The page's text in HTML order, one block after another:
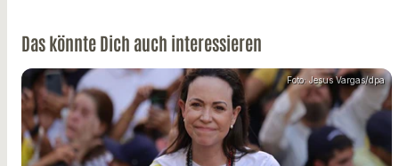
Das könnte Dich auch interessieren
Foto: Jesus Vargas/dpa